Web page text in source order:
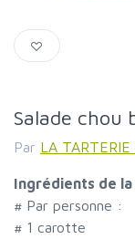
Salade chou
Par LA
Ingrédients de
# Par personne :
# 1 carotte